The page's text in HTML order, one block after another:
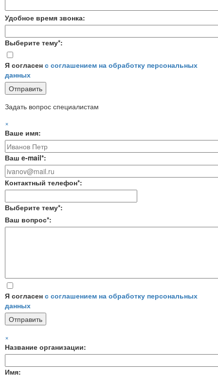
Удобное время звонка:
Выберите тему*:
Я согласен с соглашением на обработку персональных
данных
Задать вопрос специалистам
×
Ваше имя:
Ваш e-mail*:
Контактный телефон*:
Выберите тему*:
Ваш вопрос*:
Я согласен с соглашением на обработку персональных
данных
×
Название организации:
Имя: